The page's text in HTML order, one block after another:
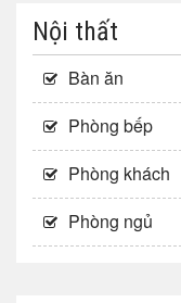
Nội thất
Bàn ăn
Phòng bếp
Phòng khách
Phòng ngủ